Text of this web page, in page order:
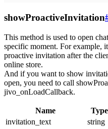
showProactiveInvitation
This method is used to open
specific moment. For example,
proactive invitation after the
online store.
And if you want to show
open, you need to call
jivo_onLoadCallback.
Name Type
invitation_text
string